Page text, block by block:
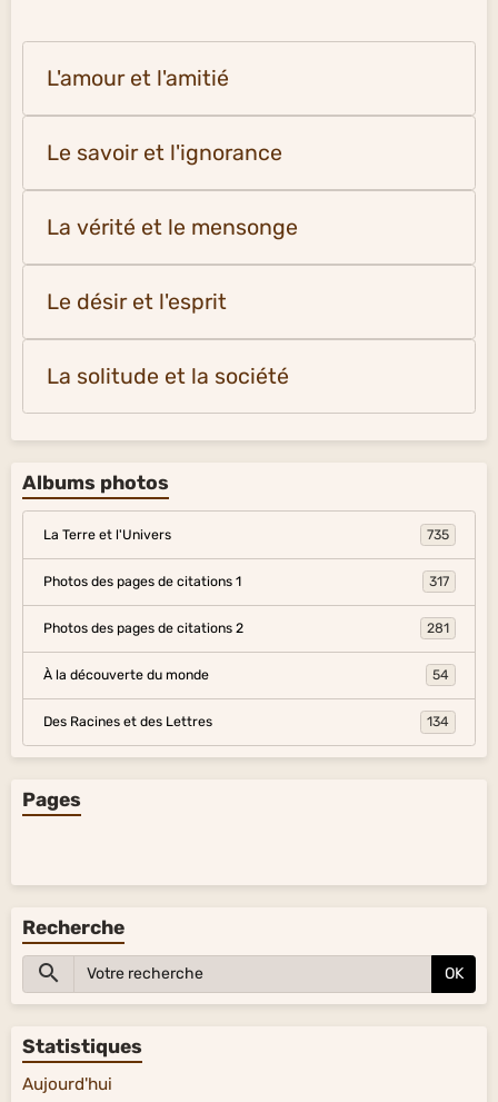
L'amour et l'amitié
Le savoir et l'ignorance
La vérité et le mensonge
Le désir et l'esprit
La solitude et la société
Albums photos
La Terre et l'Univers 735
Photos des pages de citations 1 317
Photos des pages de citations 2 281
À la découverte du monde 54
Des Racines et des Lettres 134
Pages
Recherche
OK
Statistiques
Aujourd'hui